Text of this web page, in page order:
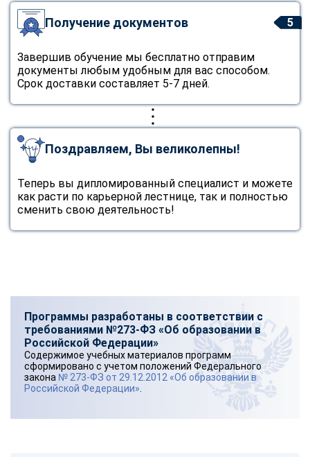
5
Получение документов
Завершив обучение мы бесплатно отправим
документы любым удобным для вас способом.
Срок доставки составляет 5-7 дней.
Поздравляем, Вы великолепны!
Теперь вы дипломированный специалист и можете
как расти по карьерной лестнице, так и полностью
сменить свою деятельность!
Программы разработаны в соответствии с
требованиями №273-ФЗ «Об образовании в
Российской Федерации»
Содержимое учебных материалов программ
сформировано с учетом положений Федерального
закона № 273-ФЗ от 29.12.2012 «Об образовании в
Российской Федерации»